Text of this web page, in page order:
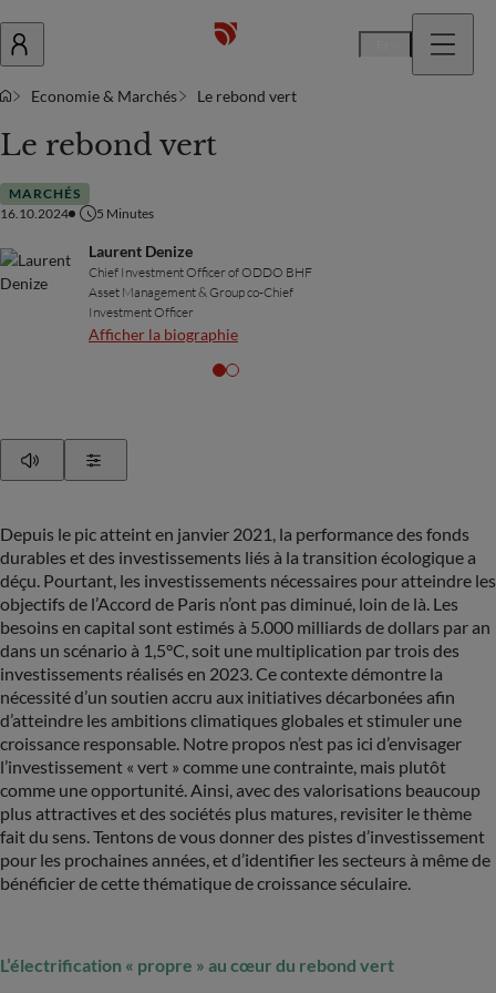
Economie & Marchés Le rebond vert
Le rebond vert
MARCHÉS
16.10.2024
5 Minutes
Laurent Denize
Chief Investment Officer of ODDO BHF
Asset Management & Group co-Chief
Investment Officer
Afficher la biographie
Depuis le pic atteint en janvier 2021, la performance des fonds
durables et des investissements liés à la transition écologique a
déçu. Pourtant, les investissements nécessaires pour atteindre les
objectifs de l’Accord de Paris n’ont pas diminué, loin de là. Les
besoins en capital sont estimés à 5.000 milliards de dollars par an
dans un scénario à 1,5°C, soit une multiplication par trois des
investissements réalisés en 2023. Ce contexte démontre la
nécessité d’un soutien accru aux initiatives décarbonées afin
d’atteindre les ambitions climatiques globales et stimuler une
croissance responsable. Notre propos n’est pas ici d’envisager
l’investissement « vert » comme une contrainte, mais plutôt
comme une opportunité. Ainsi, avec des valorisations beaucoup
plus attractives et des sociétés plus matures, revisiter le thème
fait du sens. Tentons de vous donner des pistes d’investissement
pour les prochaines années, et d’identifier les secteurs à même de
bénéficier de cette thématique de croissance séculaire.
L’électrification « propre » au cœur du rebond vert